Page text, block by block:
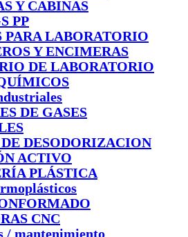
Y CABINAS
PP
PARA LABORATORIO
Y ENCIMERAS
DE LABORATORIO
DE GASES
DESODORIZACION
ACTIVO
PLÁSTICA
CNC
/ mantenimiento